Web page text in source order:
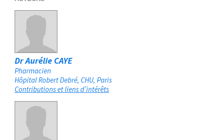
Dr Aurélie CAYE
Pharmacien
Hôpital Robert Debré, CHU Paris
Contributions et liens d’intérêts